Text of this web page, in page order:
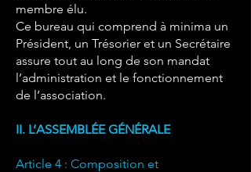
membre élu.
Ce bureau qui comprend à minima un
Président, un Trésorier et un Secrétaire
assure tout au long de son mandat
l’administration et le fonctionnement
de l’association.
II. L’ASSEMBLÉE GÉNÉRALE
Article 4 : Composition et